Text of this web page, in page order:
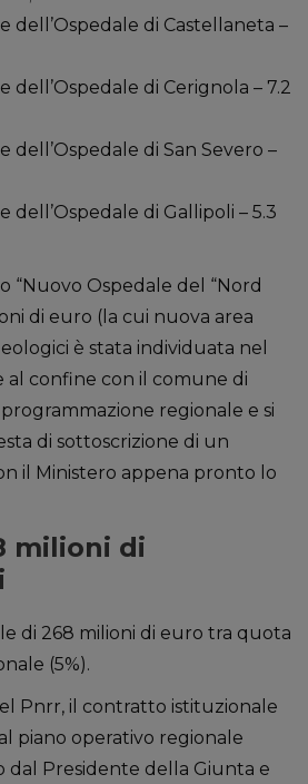
dell’Ospedale di Castellaneta –
dell’Ospedale di Cerignola – 7.2
dell’Ospedale di San Severo –
dell’Ospedale di Gallipoli – 5.3
“Nuovo Ospedale del “Nord
di euro (la cui nuova area
è stata individuata nel
al confine con il comune di
regionale e si
di sottoscrizione di un
il Ministero appena pronto lo
milioni di
di 268 milioni di euro tra quota
(5%).
Pnrr, il contratto istituzionale
piano operativo regionale
dal Presidente della Giunta e